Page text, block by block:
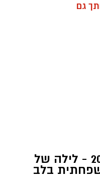
גם
קמפינג בגינה" קיץ 2026 - לילה של
בלב